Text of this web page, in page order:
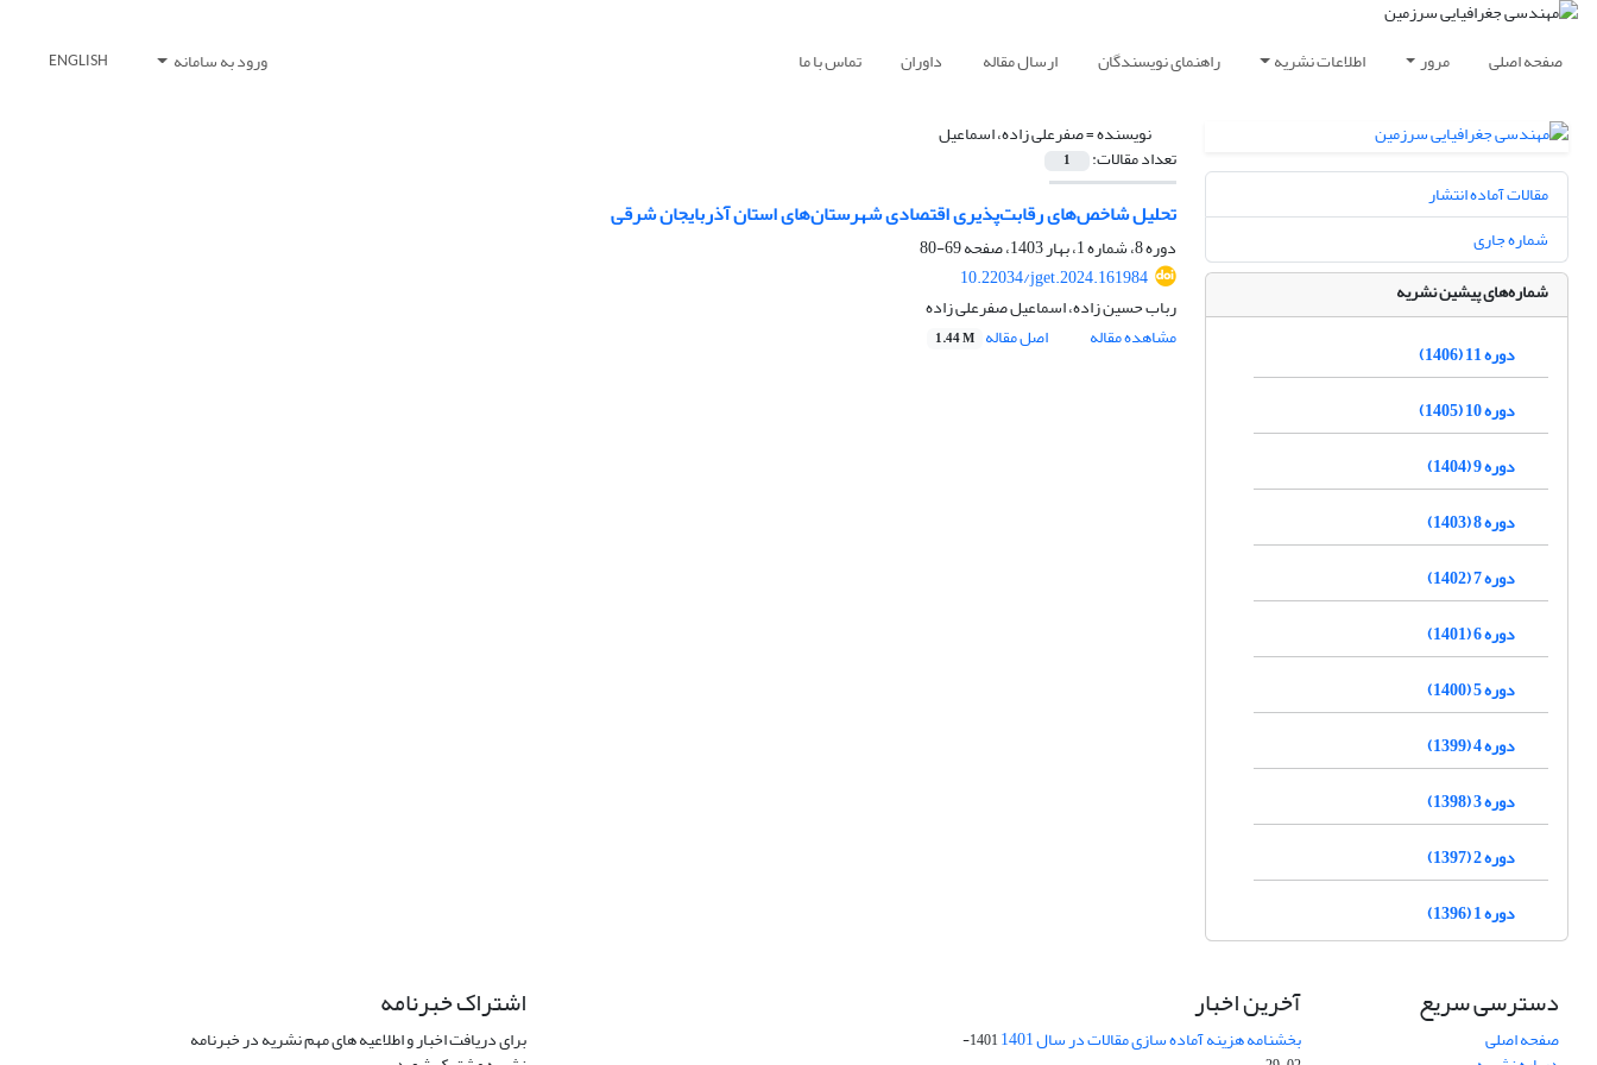
صفحه اصلی مرور اطلاعات نشریه راهنمای نویسندگان ارسال مقاله داوران تماس با ما ورود به سامانه ENGLISH
نویسنده =صفرعلی زاده، اسماعیل
تعداد مقالات: 1
تحلیل شاخص‌های رقابت‌پذیری اقتصادی شهرستان‌های استان آذربایجان شرقی
دوره 8، شماره 1، بهار 1403، صفحه
69-80
10.22034/jget.2024.161984
رباب حسین زاده، اسماعیل صفرعلی زاده
مشاهده مقاله
اصل مقاله 1.44 M
مقالات آماده انتشار
شماره جاری
شماره‌های پیشین نشریه
دوره 11 (1406)
دوره 10 (1405)
دوره 9 (1404)
دوره 8 (1403)
دوره 7 (1402)
دوره 6 (1401)
دوره 5 (1400)
دوره 4 (1399)
دوره 3 (1398)
دوره 2 (1397)
دوره 1 (1396)
دسترسی سریع
صفحه اصلی
آخرین اخبار
بخشنامه هزینه آماده سازی مقالات در سال 1401
1401-
اشتراک خبرنامه
برای دریافت اخبار و اطلاعیه های مهم نشریه در خبرنامه